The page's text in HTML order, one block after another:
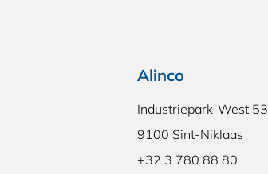
Alinco
Industriepark-West 53
9100 Sint-Niklaas
+32 3 780 88 80